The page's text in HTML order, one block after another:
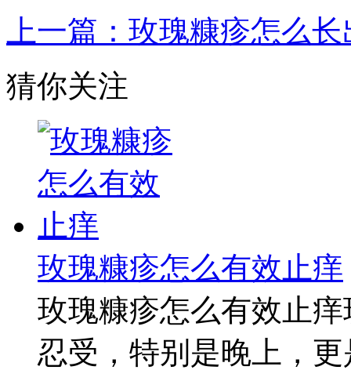
上一篇：玫瑰糠疹怎么
猜你关注
玫瑰糠疹怎么有效止痒
玫瑰糠疹怎么有效止
忍受，特别是晚上，